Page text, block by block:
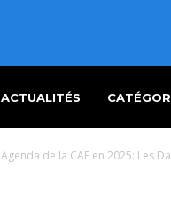
ACTUALITÉS
Agenda de la CAF en 2025: Les